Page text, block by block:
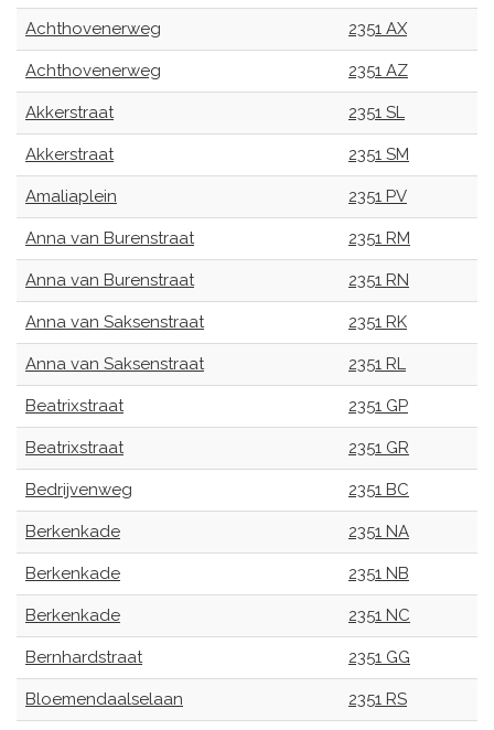
Achthovenerweg 2351 AX
Achthovenerweg 2351 AZ
Akkerstraat 2351 SL
Akkerstraat 2351 SM
Amaliaplein 2351 PV
Anna van Burenstraat 2351 RM
Anna van Burenstraat 2351 RN
Anna van Saksenstraat 2351 RK
Anna van Saksenstraat 2351 RL
Beatrixstraat 2351 GP
Beatrixstraat 2351 GR
Bedrijvenweg 2351 BC
Berkenkade 2351 NA
Berkenkade 2351 NB
Berkenkade 2351 NC
Bernhardstraat 2351 GG
Bloemendaalselaan 2351 RS